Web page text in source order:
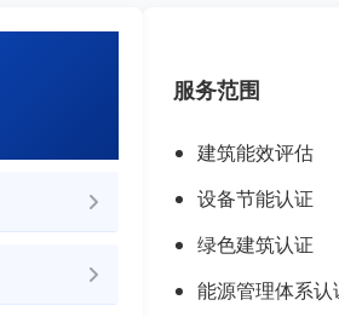
服务范围
建筑能效评估
设备节能认证
绿色建筑认证
能源管理体系认